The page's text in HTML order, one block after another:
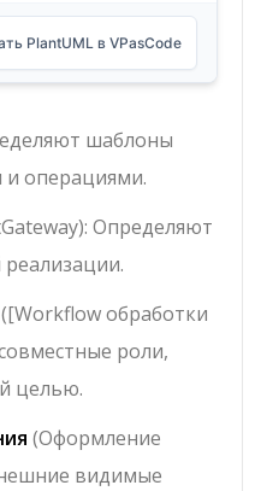
PlantUML в VPasCode
шаблоны
и операциями.
): Определяют
([Workflow обработки
роли,
целью.
(Оформление
видимые